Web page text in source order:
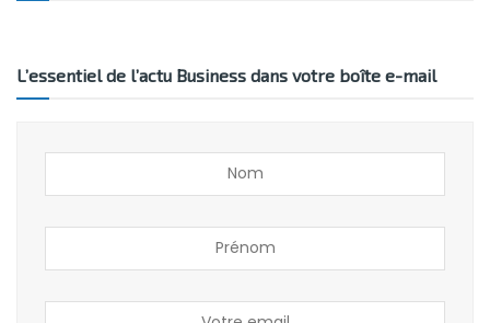
L’essentiel de l’actu Business dans votre boîte e-mail